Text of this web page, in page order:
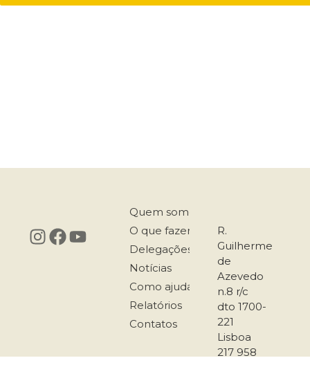
Quem somos
O que fazemos
Delegações
Notícias
Como ajudar
Relatórios
Contatos
R.
Guilherme
de
Azevedo
n.8 r/c
dto 1700-
221
Lisboa
217 958